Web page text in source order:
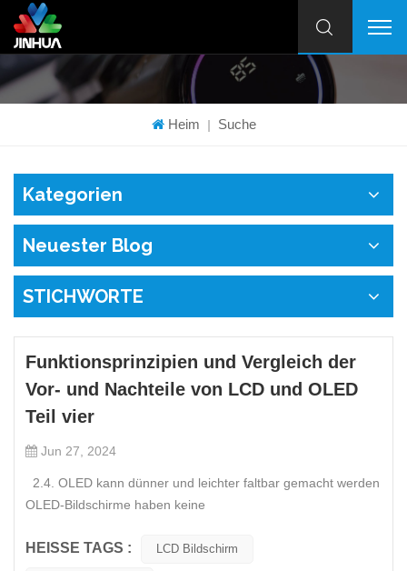
Heim | Suche
Kategorien
Neuester Blog
STICHWORTE
Funktionsprinzipien und Vergleich der
Vor- und Nachteile von LCD und OLED
Teil vier
Jun 27, 2024
2.4. OLED kann dünner und leichter faltbar gemacht werden
OLED-Bildschirme haben keine
Flüssigkristallschicht, daher lassen sie sich sehr leicht dünn
HEISSE TAGS : LCD Bildschirm